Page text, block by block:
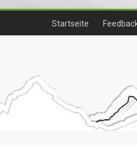
Startseite